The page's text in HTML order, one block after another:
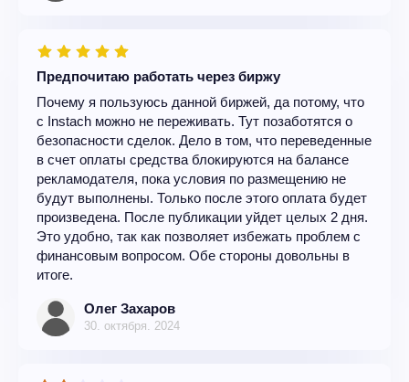
Предпочитаю работать через биржу
Почему я пользуюсь данной биржей, да потому, что
с Instach можно не переживать. Тут позаботятся о
безопасности сделок. Дело в том, что переведенные
в счет оплаты средства блокируются на балансе
рекламодателя, пока условия по размещению не
будут выполнены. Только после этого оплата будет
произведена. После публикации уйдет целых 2 дня.
Это удобно, так как позволяет избежать проблем с
финансовым вопросом. Обе стороны довольны в
итоге.
Олег Захаров
30. октября. 2024